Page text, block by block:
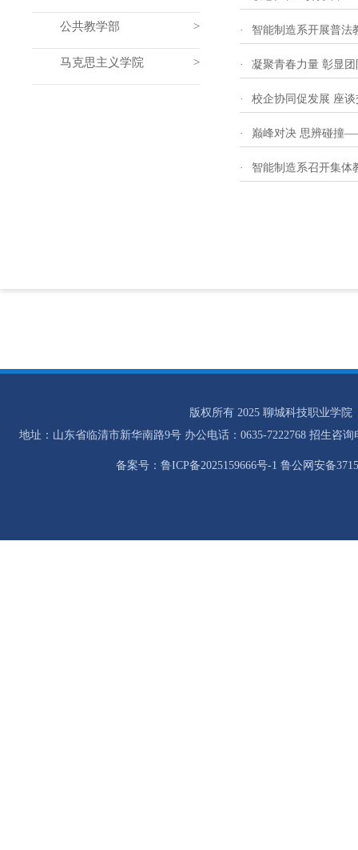
公共教学部
马克思主义学院
· 智能制造系开展普法
· 凝聚青春力量 彰显
· 校企协同促发展 座
· 巅峰对决 思辨碰撞
· 智能制造系召开集体
版权所有 2025 聊城科技职业学院
地址：山东省临清市新华南路9号 办公电话：0635-7222768 招生咨询
备案号：鲁ICP备2025159666号-1 鲁公网安备